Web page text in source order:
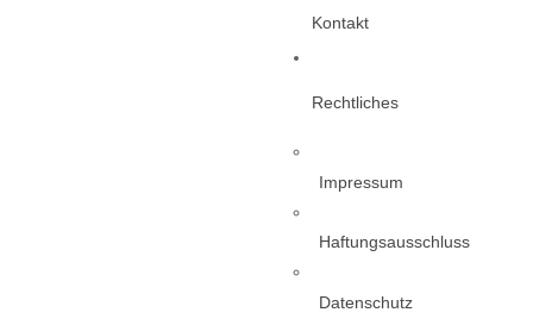
Kontakt
Rechtliches
Impressum
Haftungsausschluss
Datenschutz